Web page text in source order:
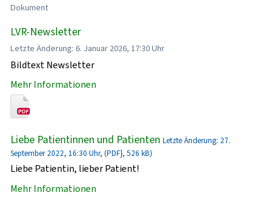
Dokument
LVR-Newsletter
Letzte Änderung: 6. Januar 2026, 17:30 Uhr
Bildtext Newsletter
Mehr Informationen
Liebe Patientinnen und Patienten Letzte Änderung: 27.
September 2022, 16:30 Uhr, (PDF}, 526 kB)
Liebe Patientin, lieber Patient!
Mehr Informationen